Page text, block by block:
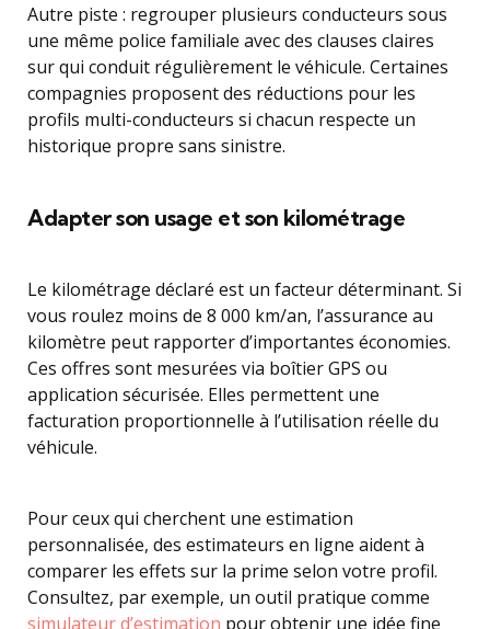
Autre piste : regrouper plusieurs conducteurs sous
une même police familiale avec des clauses claires
sur qui conduit régulièrement le véhicule. Certaines
compagnies proposent des réductions pour les
profils multi-conducteurs si chacun respecte un
historique propre sans sinistre.
Adapter son usage et son kilométrage
Le kilométrage déclaré est un facteur déterminant. Si
vous roulez moins de 8 000 km/an, l’assurance au
kilomètre peut rapporter d’importantes économies.
Ces offres sont mesurées via boîtier GPS ou
application sécurisée. Elles permettent une
facturation proportionnelle à l’utilisation réelle du
véhicule.
Pour ceux qui cherchent une estimation
personnalisée, des estimateurs en ligne aident à
comparer les effets sur la prime selon votre profil.
Consultez, par exemple, un outil pratique comme
simulateur d’estimation pour obtenir une idée fine